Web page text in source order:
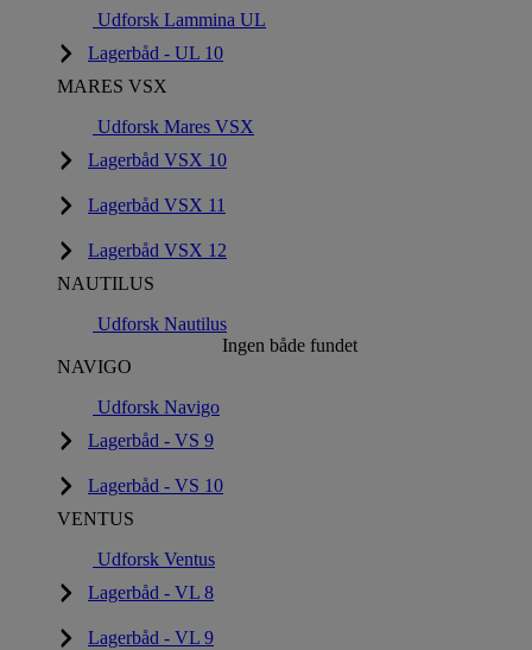
Udforsk Lammina UL
Lagerbåd - UL 10
MARES VSX
Udforsk Mares VSX
Lagerbåd VSX 10
Lagerbåd VSX 11
Lagerbåd VSX 12
NAUTILUS
Udforsk Nautilus
Ingen både fundet
NAVIGO
Udforsk Navigo
Lagerbåd - VS 9
Lagerbåd - VS 10
VENTUS
Udforsk Ventus
Lagerbåd - VL 8
Lagerbåd - VL 9